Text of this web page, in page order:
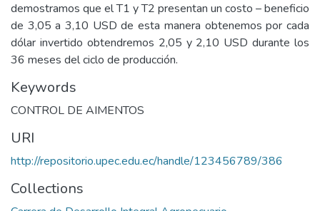
demostramos que el T1 y T2 presentan un costo – beneficio
de 3,05 a 3,10 USD de esta manera obtenemos por cada
dólar invertido obtendremos 2,05 y 2,10 USD durante los
36 meses del ciclo de producción.
Keywords
CONTROL DE AIMENTOS
URI
http://repositorio.upec.edu.ec/handle/123456789/386
Collections